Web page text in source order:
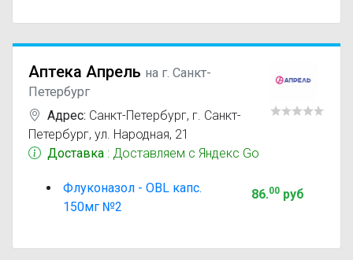
Аптека Апрель на г. Санкт-
Петербург
Адрес: Санкт-Петербург, г. Санкт-
Петербург, ул. Народная, 21
Доставка : Доставляем с Яндекс Go
Флуконазол - OBL капс.
150мг №2
86.00руб